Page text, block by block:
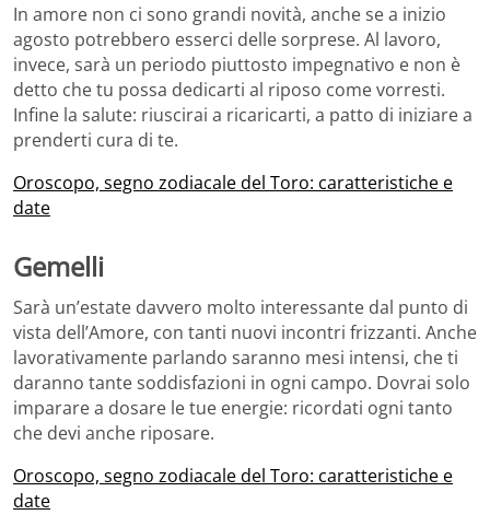
In amore non ci sono grandi novità, anche se a inizio
agosto potrebbero esserci delle sorprese. Al lavoro,
invece, sarà un periodo piuttosto impegnativo e non è
detto che tu possa dedicarti al riposo come vorresti.
Infine la salute: riuscirai a ricaricarti, a patto di iniziare a
prenderti cura di te.
Oroscopo, segno zodiacale del Toro: caratteristiche e
date
Gemelli
Sarà un’estate davvero molto interessante dal punto di
vista dell’Amore, con tanti nuovi incontri frizzanti. Anche
lavorativamente parlando saranno mesi intensi, che ti
daranno tante soddisfazioni in ogni campo. Dovrai solo
imparare a dosare le tue energie: ricordati ogni tanto
che devi anche riposare.
Oroscopo, segno zodiacale del Toro: caratteristiche e
date